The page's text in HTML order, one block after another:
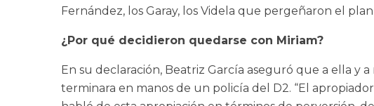
Fernández, los Garay, los Videla que pergeñaron el
¿Por qué decidieron quedarse con Miriam?
En su declaración, Beatriz García aseguró que a ella y
terminara en manos de un policía del D2. “El